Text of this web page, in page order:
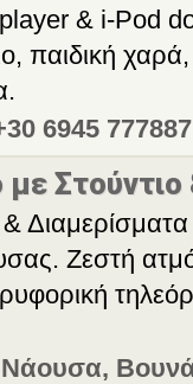
& i-Pod
παιδική
6945 777887
Ζεστή
Νάουσα,